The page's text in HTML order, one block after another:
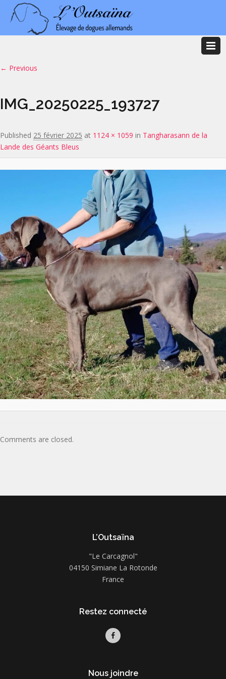
Image navigation
← Previous
IMG_20250225_193727
Published 25 février 2025 at 1124 × 1059 in Tangharasann de la
Lande des Géants Bleus
Comments are closed.
L’Outsaïna
"Le Carcagnol"
04150 Simiane La Rotonde
France
Restez connecté
Nous joindre